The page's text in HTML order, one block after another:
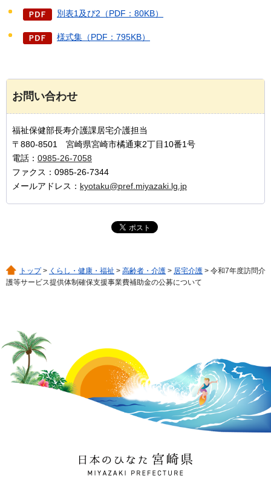
別表1及び2（PDF：80KB）
様式集（PDF：795KB）
お問い合わせ
福祉保健部長寿介護課居宅介護担当
〒880-8501 宮崎県宮崎市橘通東2丁目10番1号
電話： 0985-26-7058
ファクス：0985-26-7344
メールアドレス： kyotaku@pref.miyazaki.lg.jp
トップ> くらし・健康・福祉 > 高齢者・介護 > 居宅介護 > 令和7年度訪問介
護等サービス提供体制確保支援事業費補助金の公募について
日本のひなた 宮崎県
MIYAZAKI PREFECTURE